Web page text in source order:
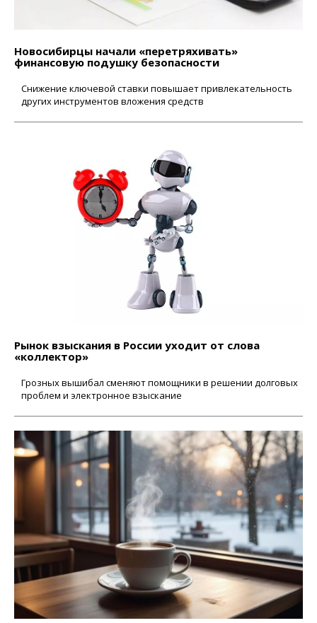
Новосибирцы начали «перетряхивать»
финансовую подушку безопасности
Снижение ключевой ставки повышает привлекательность
других инструментов вложения средств
Рынок взыскания в России уходит от слова
«коллектор»
Грозных вышибал сменяют помощники в решении долговых
проблем и электронное взыскание